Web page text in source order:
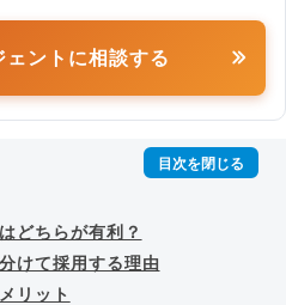
ントに相談する
どちらが有利？
けて採用する理由
リット